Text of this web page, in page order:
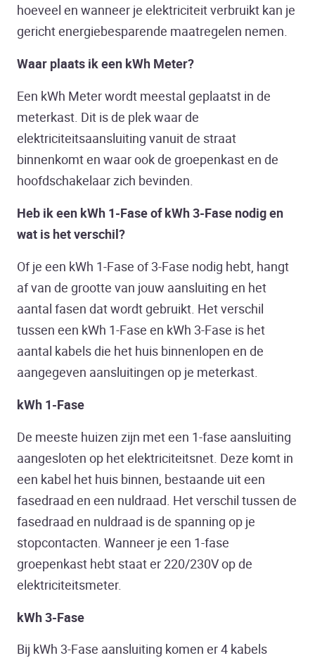
hoeveel en wanneer je elektriciteit verbruikt kan je
gericht energiebesparende maatregelen nemen.
Waar plaats ik een kWh Meter?
Een kWh Meter wordt meestal geplaatst in de
meterkast. Dit is de plek waar de
elektriciteitsaansluiting vanuit de straat
binnenkomt en waar ook de groepenkast en de
hoofdschakelaar zich bevinden.
Heb ik een kWh 1-Fase of kWh 3-Fase nodig en
wat is het verschil?
Of je een kWh 1-Fase of 3-Fase nodig hebt, hangt
af van de grootte van jouw aansluiting en het
aantal fasen dat wordt gebruikt. Het verschil
tussen een kWh 1-Fase en kWh 3-Fase is het
aantal kabels die het huis binnenlopen en de
aangegeven aansluitingen op je meterkast.
kWh 1-Fase
De meeste huizen zijn met een 1-fase aansluiting
aangesloten op het elektriciteitsnet. Deze komt in
een kabel het huis binnen, bestaande uit een
fasedraad en een nuldraad. Het verschil tussen de
fasedraad en nuldraad is de spanning op je
stopcontacten. Wanneer je een 1-fase
groepenkast hebt staat er 220/230V op de
elektriciteitsmeter.
kWh 3-Fase
Bij kWh 3-Fase aansluiting komen er 4 kabels